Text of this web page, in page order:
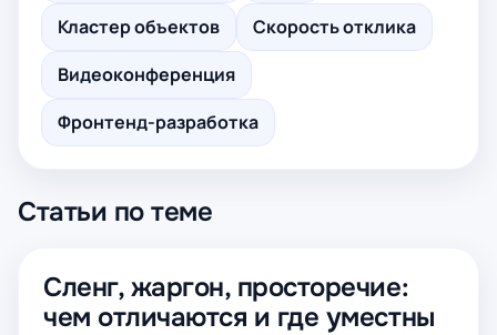
Кластер объектов
Скорость отклика
Видеоконференция
Фронтенд-разработка
Статьи по теме
Сленг, жаргон, просторечие:
чем отличаются и где уместны